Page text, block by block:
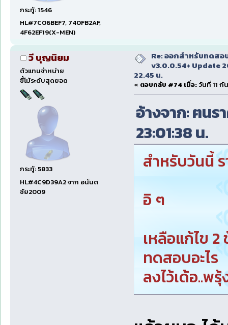
กระทู้: 1546
HL#7C06BEF7, 740FB2AF,
4F62EF19(X-MEN)
วี บุญนิยม
ตัวแทนจำหน่าย
ขี้โม้ระดับสุดยอด
กระทู้: 5833
HL#4C9D39A2 จาก อนันต
ชัย2009
Re: ออกสำหรับทดสอ
v3.0.0.54+ Update
22.45 น.
« ตอบกลับ #74 เมื่อ: วันที่ 11
อ้างจาก: ฅน
23:01:38 น.
สำหรับวันนี้
อิ ๆ
เหลือแก้ไข
ทดสอบอะไร
ลงไว้เด้อ..พ